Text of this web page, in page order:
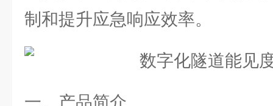
制和提升应急响应效率。
一、产品简介